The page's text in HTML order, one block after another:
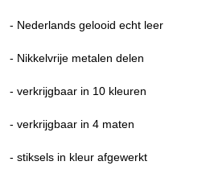
- Nederlands gelooid echt leer
- Nikkelvrije metalen delen
- verkrijgbaar in 10 kleuren
- verkrijgbaar in 4 maten
- stiksels in kleur afgewerkt